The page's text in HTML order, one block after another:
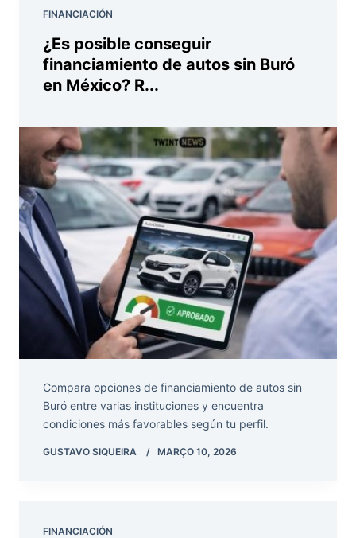
FINANCIACIÓN
¿Es posible conseguir
financiamiento de autos sin Buró
en México? R...
Compara opciones de financiamiento de autos sin
Buró entre varias instituciones y encuentra
condiciones más favorables según tu perfil.
GUSTAVO SIQUEIRA MARÇO 10, 2026
FINANCIACIÓN